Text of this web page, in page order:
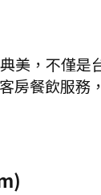
美，不僅
房餐飲服務